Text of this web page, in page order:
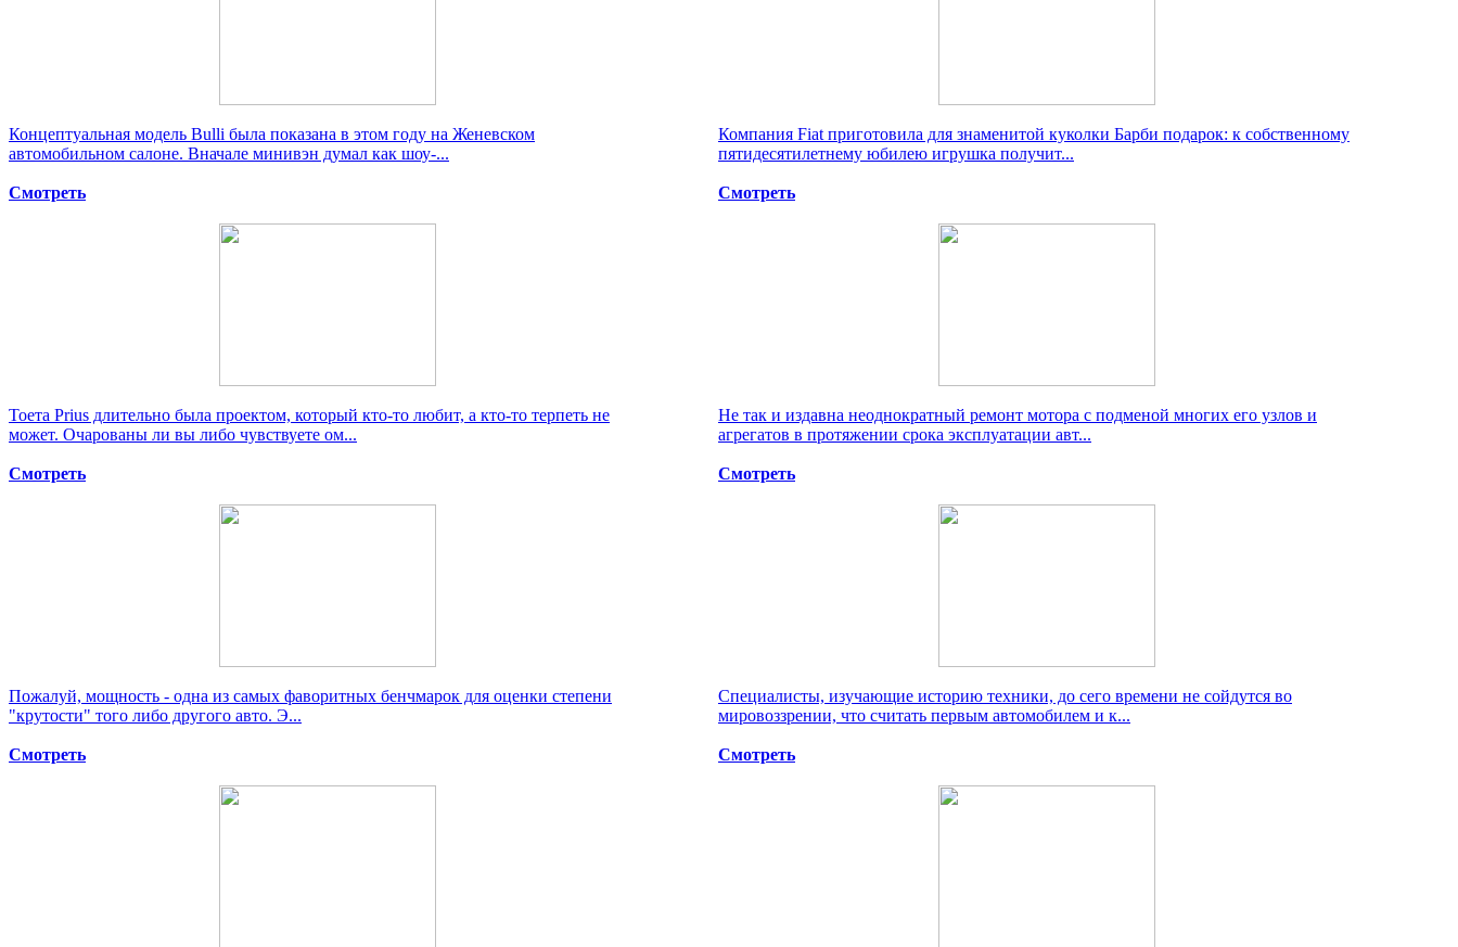
Концептуальная модель Bulli была показана в этом году на Женевском
автомобильном салоне. Вначале минивэн думал как шоу-...
Смотреть
Компания Fiat приготовила для знаменитой куколки Барби подарок: к собственному
пятидесятилетнему юбилею игрушка получит...
Смотреть
Тоета Prius длительно была проектом, который кто-то любит, а кто-то терпеть не
может. Очарованы ли вы либо чувствуете ом...
Смотреть
Не так и издавна неоднократный ремонт мотора с подменой многих его узлов и
агрегатов в протяжении срока эксплуатации авт...
Смотреть
Пожалуй, мощность - одна из самых фаворитных бенчмарок для оценки степени
"крутости" того либо другого авто. Э...
Смотреть
Специалисты, изучающие историю техники, до сего времени не сойдутся во
мировоззрении, что считать первым автомобилем и к...
Смотреть